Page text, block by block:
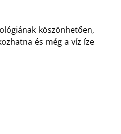
köszönhetően,
és még a víz íze